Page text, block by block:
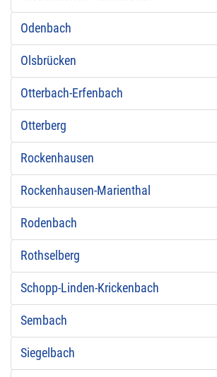
Odenbach
Olsbrücken
Otterbach-Erfenbach
Otterberg
Rockenhausen
Rockenhausen-Marienthal
Rodenbach
Rothselberg
Schopp-Linden-Krickenbach
Sembach
Siegelbach